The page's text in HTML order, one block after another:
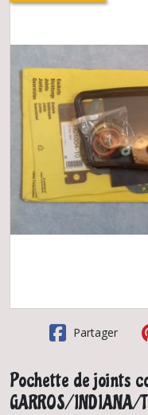
Partager
Pochette de joints
GARROS/INDIANA/